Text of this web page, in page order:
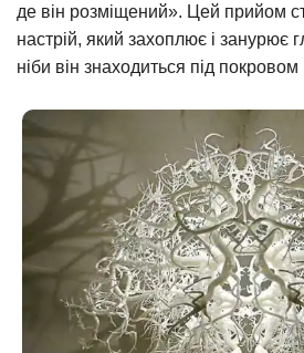
де він розміщений». Цей прийом
настрій, який захоплює і занурює
ніби він знаходиться під покровом